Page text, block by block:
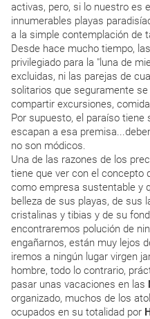
activas, pero, si lo nuestro es
innumerables playas
a la simple contemplación de
Desde hace mucho tiempo, las
privilegiado para la "luna de
excluidas, ni las parejas de
solitarios que seguramente
compartir excursiones,
Por supuesto, el paraíso tiene
escapan a esa
no son módicos.
Una de las razones de los
tiene que ver con el concepto
como empresa sustentable y
belleza de sus playas, de sus
cristalinas y tibias y de su
encontraremos polución de
engañarnos, están muy lejos
iremos a ningún lugar virgen
hombre, todo lo contrario,
pasar unas vacaciones en las
organizado, muchos de los
ocupados en su totalidad por